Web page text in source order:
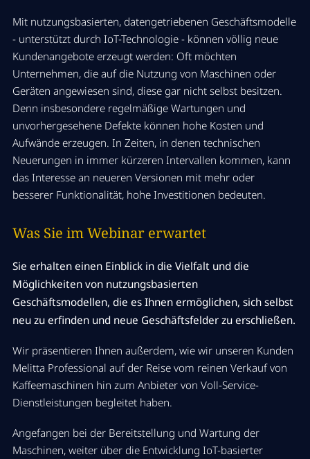
Mit nutzungsbasierten, datengetriebenen Geschäftsmodelle
- unterstützt durch IoT-Technologie - können völlig neue
Kundenangebote erzeugt werden: Oft möchten
Unternehmen, die auf die Nutzung von Maschinen oder
Geräten angewiesen sind, diese gar nicht selbst besitzen.
Denn insbesondere regelmäßige Wartungen und
unvorhergesehene Defekte können hohe Kosten und
Aufwände erzeugen. In Zeiten, in denen technischen
Neuerungen in immer kürzeren Intervallen kommen, kann
das Interesse an neueren Versionen mit mehr oder
besserer Funktionalität, hohe Investitionen bedeuten.
Was Sie im Webinar erwartet
Sie erhalten einen Einblick in die Vielfalt und die
Möglichkeiten von nutzungsbasierten
Geschäftsmodellen, die es Ihnen ermöglichen, sich selbst
neu zu erfinden und neue Geschäftsfelder zu erschließen.
Wir präsentieren Ihnen außerdem, wie wir unseren Kunden
Melitta Professional aufder Reise vom reinen Verkauf von
Kaffeemaschinen hin zum Anbieter von Voll-Service-
Dienstleistungen begleitet haben.
Angefangen bei der Bereitstellung und Wartung der
Maschinen, weiter über die Entwicklung IoT-basierter